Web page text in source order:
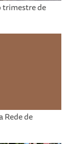
trimestre de
Rede de